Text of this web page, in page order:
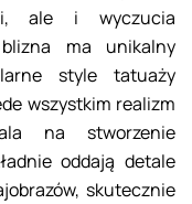
ale i wyczucia
ma unikalny
style tatuaży
wszystkim realizm
na stworzenie
oddają detale
skutecznie